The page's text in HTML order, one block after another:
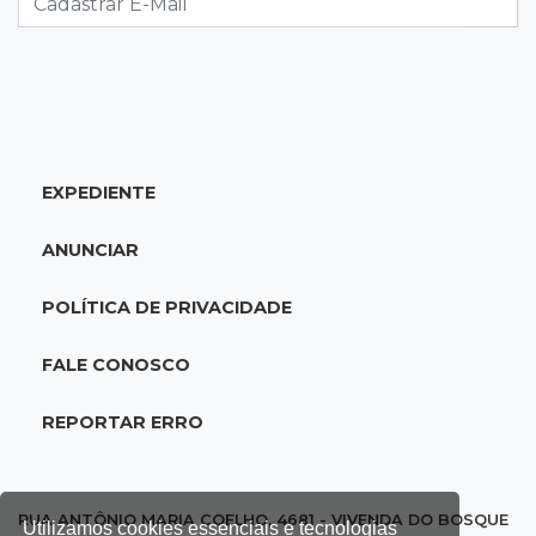
Utilizamos cookies essenciais e tecnologias
19:28Contravenção penal
futuro do jogo do bicho no País
19:09 Cotação
Dólar fecha em queda a R$ 5,10 após taxa de
como as de estupros e roubos
EXPEDIENTE
ANUNCIAR
POLÍTICA DE PRIVACIDADE
FALE CONOSCO
REPORTAR ERRO
RUA ANTÔNIO MARIA COELHO, 4681 - VIVENDA DO BOSQUE